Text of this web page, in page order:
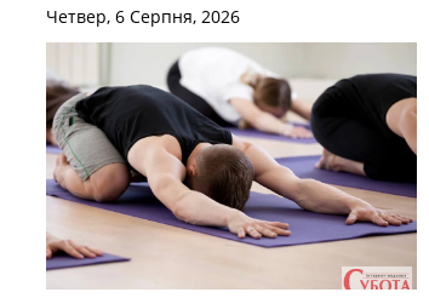
Четвер, 6 Серпня, 2026